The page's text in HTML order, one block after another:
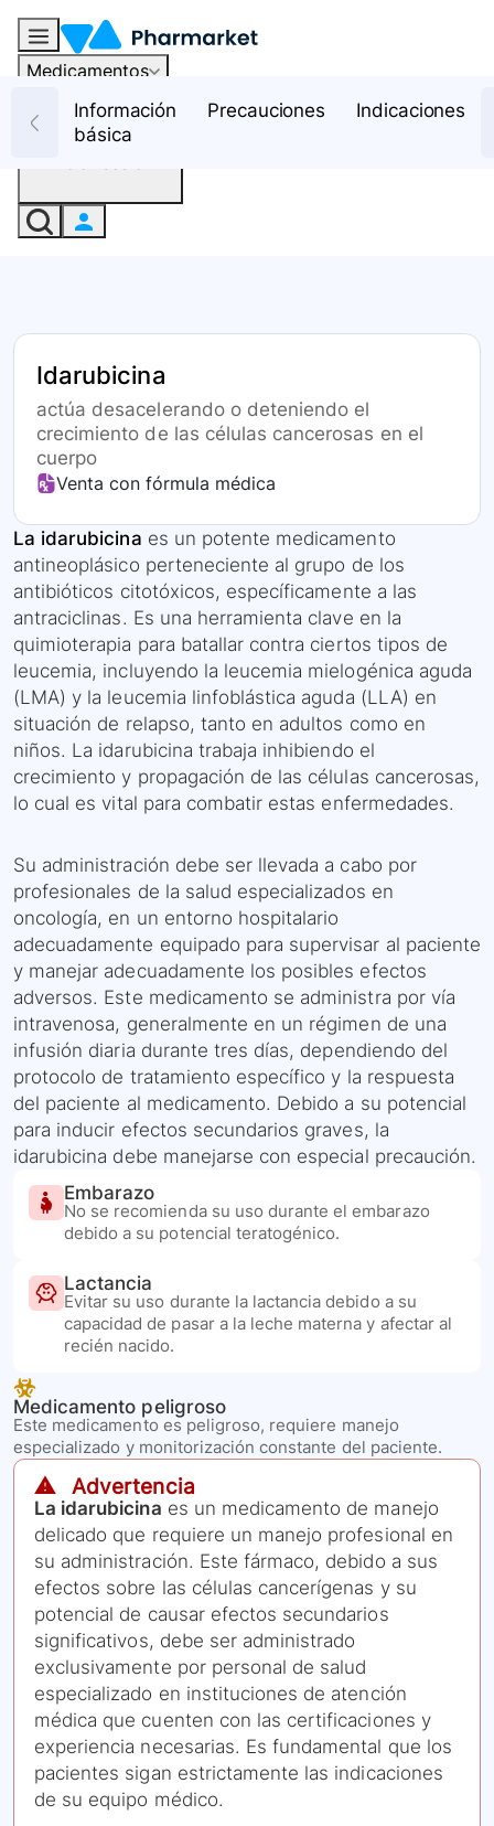
Medicamentos
RecursosInformación
básica
Precauciones Indicaciones
Idarubicina
actúa desacelerando o deteniendo el
crecimiento de las células cancerosas en el
cuerpo
Venta con fórmula médica
La idarubicina es un potente medicamento
antineoplásico perteneciente al grupo de los
antibióticos citotóxicos, específicamente a las
antraciclinas. Es una herramienta clave en la
quimioterapia para batallar contra ciertos tipos de
leucemia, incluyendo la leucemia mielogénica aguda
(LMA) y la leucemia linfoblástica aguda (LLA) en
situación de relapso, tanto en adultos como en
niños. La idarubicina trabaja inhibiendo el
crecimiento y propagación de las células cancerosas,
lo cual es vital para combatir estas enfermedades.
Su administración debe ser llevada a cabo por
profesionales de la salud especializados en
oncología, en un entorno hospitalario
adecuadamente equipado para supervisar al paciente
y manejar adecuadamente los posibles efectos
adversos. Este medicamento se administra por vía
intravenosa, generalmente en un régimen de una
infusión diaria durante tres días, dependiendo del
protocolo de tratamiento específico y la respuesta
del paciente al medicamento. Debido a su potencial
para inducir efectos secundarios graves, la
idarubicina debe manejarse con especial precaución.
Embarazo
No se recomienda su uso durante el embarazo
debido a su potencial teratogénico.
Lactancia
Evitar su uso durante la lactancia debido a su
capacidad de pasar a la leche materna y afectar al
recién nacido.
Medicamento peligroso
Este medicamento es peligroso, requiere manejo
especializado y monitorización constante del paciente.
⚠️ Advertencia
La idarubicina es un medicamento de manejo
delicado que requiere un manejo profesional en
su administración. Este fármaco, debido a sus
efectos sobre las células cancerígenas y su
potencial de causar efectos secundarios
significativos, debe ser administrado
exclusivamente por personal de salud
especializado en instituciones de atención
médica que cuenten con las certificaciones y
experiencia necesarias. Es fundamental que los
pacientes sigan estrictamente las indicaciones
de su equipo médico.